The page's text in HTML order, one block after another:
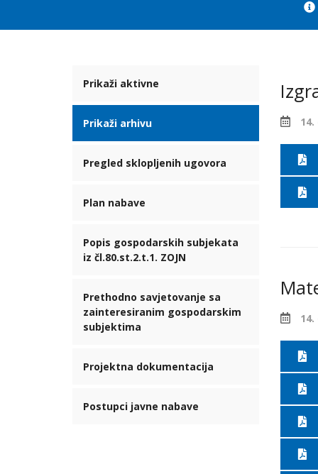
14.
14.
Prikaži aktivne
Prikaži arhivu
Pregled sklopljenih ugovora
Plan nabave
Popis gospodarskih subjekata
iz čl.80.st.2.t.1. ZOJN
Prethodno savjetovanje sa
zainteresiranim gospodarskim
subjektima
Projektna dokumentacija
Postupci javne nabave